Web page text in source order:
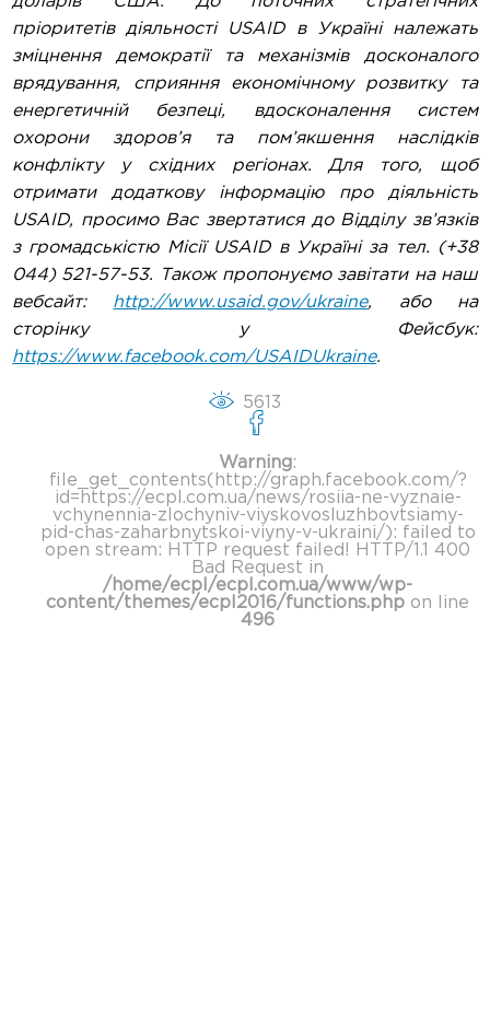
пріоритетів діяльності USAID в Україні належать
зміцнення демократії та механізмів досконалого
врядування, сприяння економічному розвитку та
енергетичній безпеці, вдосконалення систем
охорони здоров’я та пом’якшення наслідків
конфлікту у східних регіонах. Для того, щоб
отримати додаткову інформацію про діяльність
USAID, просимо Вас звертатися до Відділу зв’язків
з громадськістю Місії USAID в Україні за тел. (+38
044) 521-57-53. Також пропонуємо завітати на наш
вебсайт: http://www.usaid.gov/ukraine, або на
сторінку у Фейсбук:
https://www.facebook.com/USAIDUkraine.
5613
Warning:
file_get_contents(http://graph.facebook.com/?
id=https://ecpl.com.ua/news/rosiia-ne-vyznaie-
vchynennia-zlochyniv-viyskovosluzhbovtsiamy-
pid-chas-zaharbnytskoi-viyny-v-ukraini/): failed to
open stream: HTTP request failed! HTTP/1.1 400
Bad Request in
/home/ecpl/ecpl.com.ua/www/wp-
content/themes/ecpl2016/functions.php on line
496